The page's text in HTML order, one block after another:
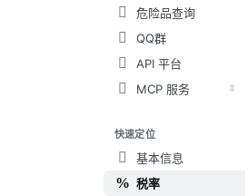
危险品查询
QQ群
API 平台
MCP 服务
快速定位
基本信息
税率